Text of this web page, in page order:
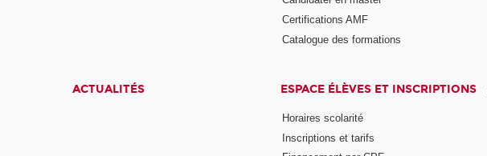
Certifications AMF
Catalogue des formations
ACTUALITÉS ESPACE ÉLÈVES ET INSCRIPTIONS
Horaires scolarité
Inscriptions et tarifs